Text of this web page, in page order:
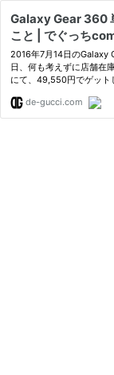
Galaxy Gear 360
こと | でぐっち
2016年7月14日のGalaxy
日、何も考えずに店舗在
にて、49,550円でゲット
de-gucci.com